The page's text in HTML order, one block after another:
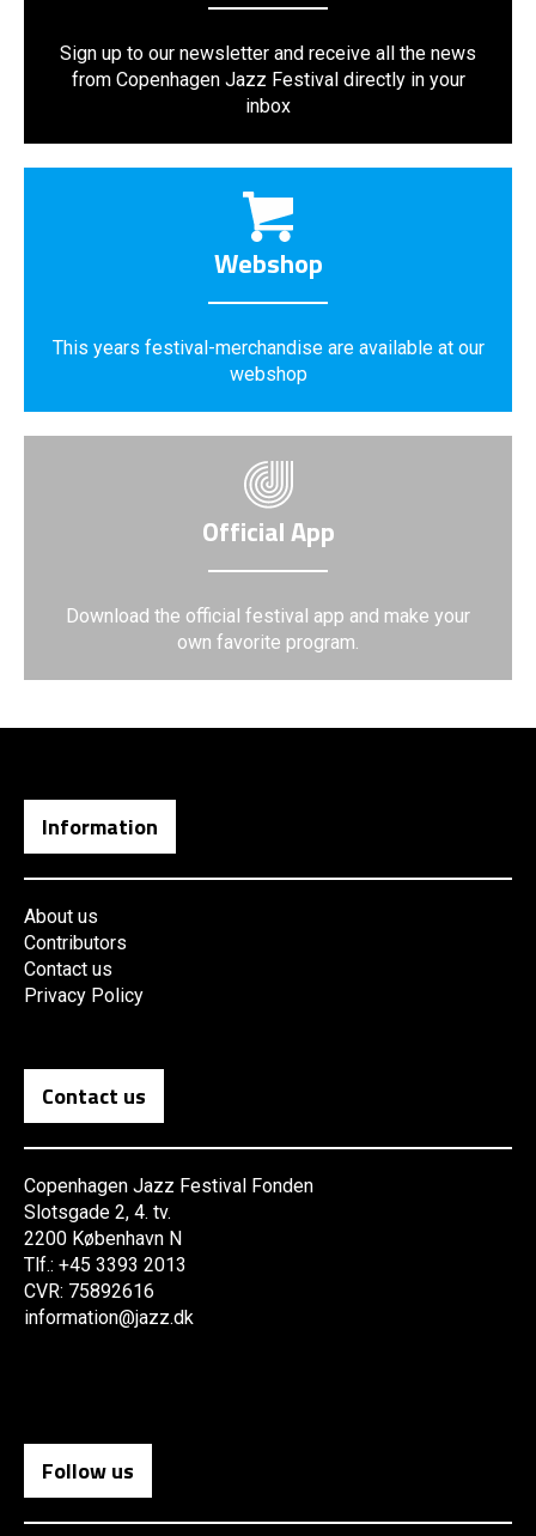
Sign up to our newsletter and receive all the news
from Copenhagen Jazz Festival directly in your
inbox
Webshop
This years festival-merchandise are available at our
webshop
Official App
Download the official festival app and make your
own favorite program.
Information
About us
Contributors
Contact us
Privacy Policy
Contact us
Copenhagen Jazz Festival Fonden
Slotsgade 2, 4. tv.
2200 København N
Tlf.: +45 3393 2013
CVR: 75892616
information@jazz.dk
Follow us